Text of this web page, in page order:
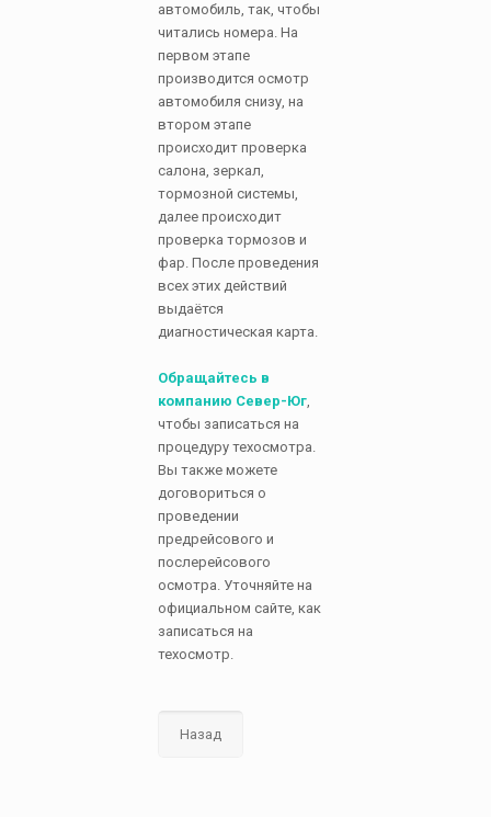
автомобиль, так, чтобы
читались номера. На
первом этапе
производится осмотр
автомобиля снизу, на
втором этапе
происходит проверка
салона, зеркал,
тормозной системы,
далее происходит
проверка тормозов и
фар. После проведения
всех этих действий
выдаётся
диагностическая карта.
Обращайтесь в
компанию Север-Юг,
чтобы записаться на
процедуру техосмотра.
Вы также можете
договориться о
проведении
предрейсового и
послерейсового
осмотра. Уточняйте на
официальном сайте, как
записаться на
техосмотр.
Назад